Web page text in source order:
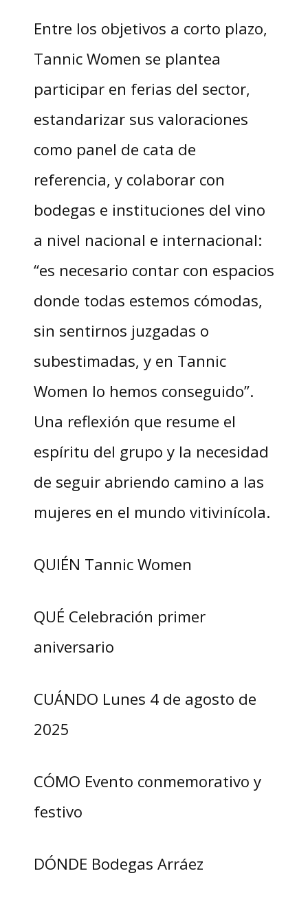
Entre los objetivos a corto plazo,
Tannic Women se plantea
participar en ferias del sector,
estandarizar sus valoraciones
como panel de cata de
referencia, y colaborar con
bodegas e instituciones del vino
a nivel nacional e internacional:
“es necesario contar con espacios
donde todas estemos cómodas,
sin sentirnos juzgadas o
subestimadas, y en Tannic
Women lo hemos conseguido”.
Una reflexión que resume el
espíritu del grupo y la necesidad
de seguir abriendo camino a las
mujeres en el mundo vitivinícola.
QUIÉN Tannic Women
QUÉ Celebración primer
aniversario
CUÁNDO Lunes 4 de agosto de
2025
CÓMO Evento conmemorativo y
festivo
DÓNDE Bodegas Arráez